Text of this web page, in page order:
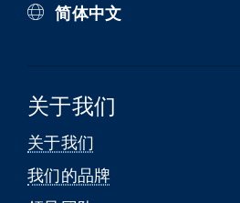
简体中文
关于我们
关于我们
我们的品牌